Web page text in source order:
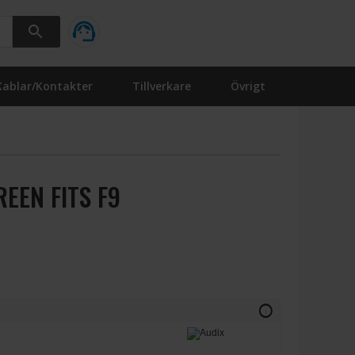
Kontakter Tillverkare Övrigt
FITS F9
info